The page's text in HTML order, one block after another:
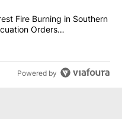
Hidden Forest Fire
Fire Burning in Southern
Orders
Powered by